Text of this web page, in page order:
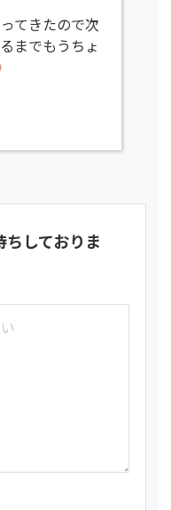
てきたので次
までもうちょ
しておりま